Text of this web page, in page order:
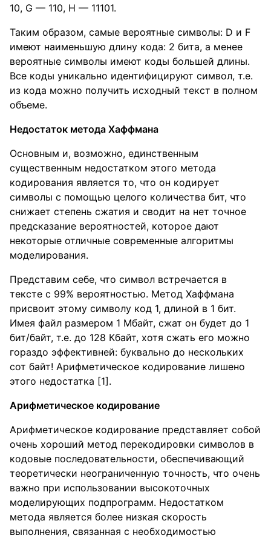
10, G — 110, H — 11101.
Таким образом, самые вероятные символы: D и F
имеют наименьшую длину кода: 2 бита, а менее
вероятные символы имеют коды большей длины.
Все коды уникально идентифицируют символ, т.е.
из кода можно получить исходный текст в полном
объеме.
Недостаток метода Хаффмана
Основным и, возможно, единственным
существенным недостатком этого метода
кодирования является то, что он кодирует
символы с помощью целого количества бит, что
снижает степень сжатия и сводит на нет точное
предсказание вероятностей, которое дают
некоторые отличные современные алгоритмы
моделирования.
Представим себе, что символ встречается в
тексте с 99% вероятностью. Метод Хаффмана
присвоит этому символу код 1, длиной в 1 бит.
Имея файл размером 1 Мбайт, сжат он будет до 1
бит/байт, т.е. до 128 Кбайт, хотя сжать его можно
гораздо эффективней: буквально до нескольких
сот байт! Арифметическое кодирование лишено
этого недостатка [1].
Арифметическое кодирование
Арифметическое кодирование представляет собой
очень хороший метод перекодировки символов в
кодовые последовательности, обеспечивающий
теоретически неограниченную точность, что очень
важно при использовании высокоточных
моделирующих подпрограмм. Недостатком
метода является более низкая скорость
выполнения, связанная с необходимостью